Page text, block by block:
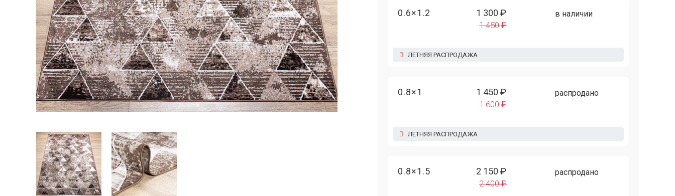
0.6×1.2 1 300 ₽
1 450 ₽
в наличии
ЛЕТНЯЯ РАСПРОДАЖА
0.8×1 1 450 ₽
1 600 ₽
распродано
ЛЕТНЯЯ РАСПРОДАЖА
0.8×1.5 2 150 ₽
2 400 ₽
распродано